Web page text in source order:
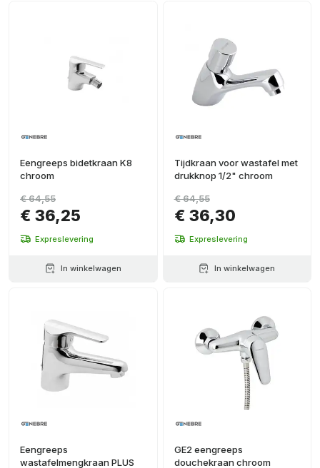
Eengreeps bidetkraan K8
chroom
€ 36,25
€ 64,55
Expreslevering
In winkelwagen
Tijdkraan voor wastafel met
drukknop 1/2" chroom
€ 36,30
€ 64,55
Expreslevering
In winkelwagen
Eengreeps
wastafelmengkraan PLUS
GE2 eengreeps
douchekraan chroom